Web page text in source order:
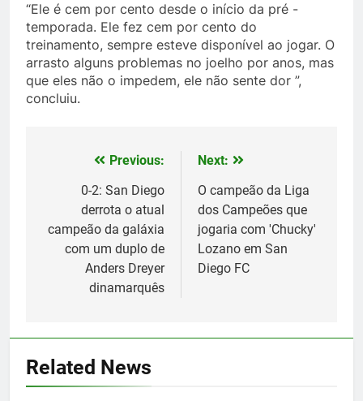
“Ele é cem por cento desde o início da pré -
temporada. Ele fez cem por cento do
treinamento, sempre esteve disponível ao jogar. O
arrasto alguns problemas no joelho por anos, mas
que eles não o impedem, ele não sente dor ”,
concluiu.
navigation
Previous:
0-2: San Diego
derrota o atual
campeão da galáxia
com um duplo de
Anders Dreyer
dinamarquês
Next:
O campeão da Liga
dos Campeões que
jogaria com 'Chucky'
Lozano em San
Diego FC
Related News
A lesão sofrida por Leo Messi já